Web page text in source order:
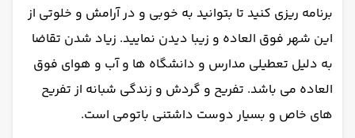
برنامه ریزی کنید تا بتوانید به خوبی و در آرامش و خلوتی از
این شهر فوق العاده و زیبا دیدن نمایید. زیاد شدن تقاضا
به دلیل تعطیلی مدارس و دانشگاه ها و آب و هوای فوق
العاده می باشد. تفریح و گردش و زندگی شبانه از تفریح
های خاص و بسیار دوست داشتنی باتومی است.